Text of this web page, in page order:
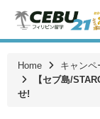
Home
キャンペ
【セブ島/
せ!